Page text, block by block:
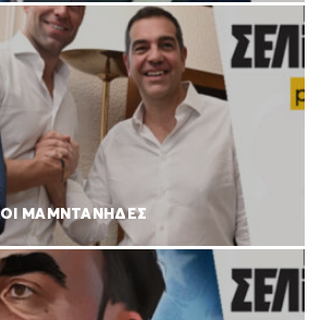
ΜΑΜΝΤΑΝΗΔΕΣ